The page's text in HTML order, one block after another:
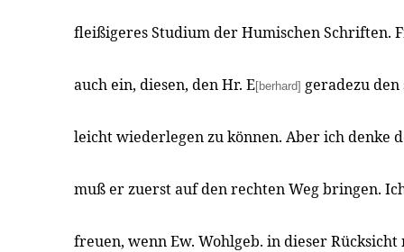
fleißigeres Studium der Humischen Schriften.
auch ein, diesen, den Hr. E[berhard] geradezu
leicht wiederlegen zu können. Aber ich denke
muß er zuerst auf den rechten Weg bringen.
freuen, wenn Ew. Wohlgeb. in dieser